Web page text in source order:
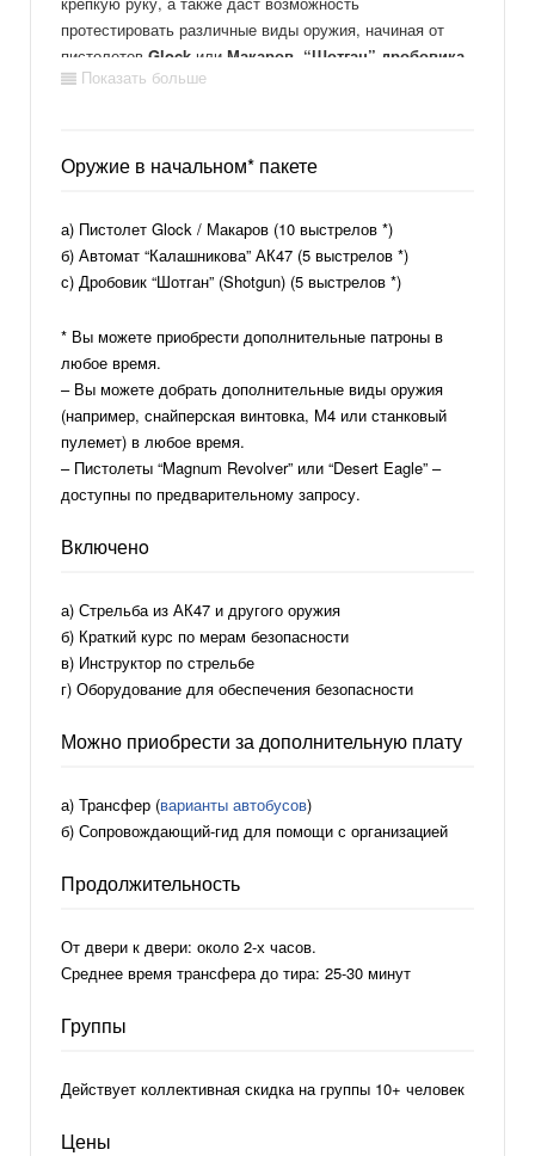
протестировать различные виды оружия, начиная от
пистолетов Glock или Макаров “Шотган” дробовика
и конечно же всеми любимого
Это отличное мероприятие для Мужского дня, дней
организовать стрельбу из боевого оружия в Таллине
илиВильнюсе.
В день Х, ваша группа “товарищей по оружию” прибудет
в тир, и оказавшись там, вы получите все необходимое
оборудование (противошумные наушники, защитные
очки и т.д.), а инструктор проведет вас через короткий
курс по безопасности, объяснив основы и приемы
он будет уверен, что вам все понятно и самые важные
бумажных до пластиковых бутылок.
Группы могут, как правило, стрелять по двое
одновременно, так что это идеально подходит тем, кто
завидуя товарищу. В процессе стрельбы, вы можете
сделать несколько видео в замедленном виде,
выглядит потрясающе! В конце мероприятия, вы также
и забрать бумажные мишени обратно, чтобы показать
раз.
стрелок, а кто будет сегодня выставлять всем напитки
Показать больше
Оружие в начальном* пакете
а) Пистолет Glock / Макаров (10 выстрелов *)
б) Автомат “Калашникова” АК47 (5 выстрелов *)
с) Дробовик “Шотган” (Shotgun) (5 выстрелов *)
* Вы можете приобрести дополнительные патроны в
любое время.
– Вы можете добрать дополнительные виды оружия
(например, снайперская винтовка, M4 или станковый
пулемет) в любое время.
– Пистолеты “Magnum Revolver” или “Desert Eagle” –
доступны по предварительному запросу.
Включенo
а) Стрельба из АК47 и другого оружия
б) Краткий курс по мерам безопасности
в) Инструктор по стрельбе
г) Оборудование для обеспечения безопасности
Можно приобрести за дополнительную плату
а) Трансфер (варианты автобусов)
б) Сопровождающий-гид для помощи с организацией
Продолжительность
От двери к двери: около 2-х часов.
Среднее время трансфера до тира: 25-30 минут
Группы
Действует коллективная скидка на группы 10+ человек
Цены